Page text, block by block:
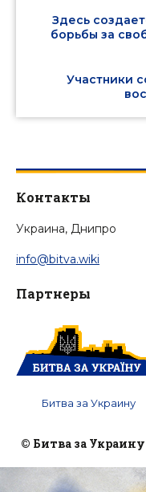
Здесь
борьбы за
Участники
Контакты
Украина, Днипро
info@bitva.wiki
Партнеры
Битва за Украину
© Битва за Украину